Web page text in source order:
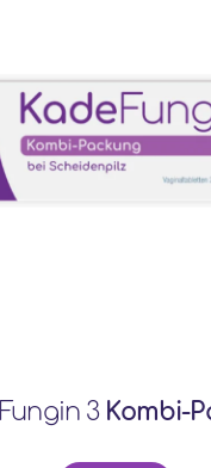
Fungin 3Kombi-